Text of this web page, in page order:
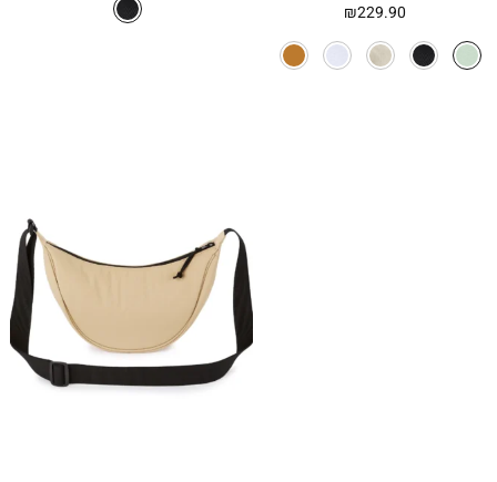
₪229.90